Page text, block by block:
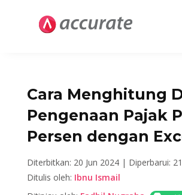
Cara Menghitung
Pengenaan Pajak
Persen dengan
Diterbitkan: 20 Jun 2024 | Diperbarui:
Ditulis oleh: Ibnu Ismail